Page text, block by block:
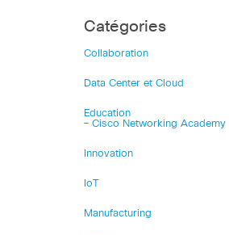
Catégories
Collaboration
Data Center et Cloud
Education
– Cisco Networking Academy
Innovation
IoT
Manufacturing